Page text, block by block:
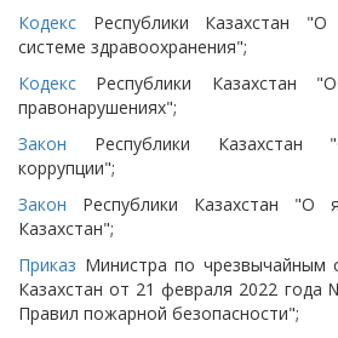
Кодекс Республики Казахстан
системе здравоохранения";
Кодекс Республики Казахстан
правонарушениях";
Закон Республики Казахстан
коррупции";
Закон Республики Казахстан "О
Казахстан";
Приказ Министра по чрезвычайным
Казахстан от 21 февраля 2022
Правил пожарной безопасности";